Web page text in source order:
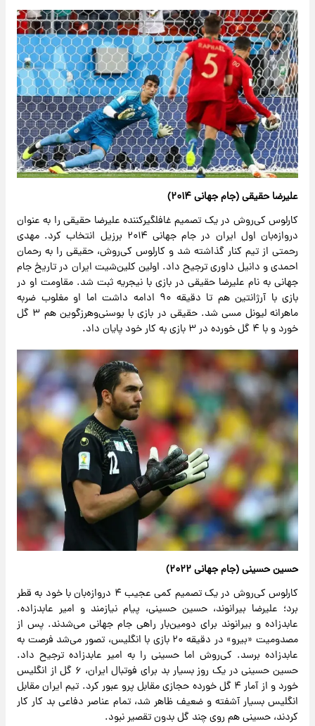
علیرضا حقیقی (جام جهانی ۲۰۱۴)
کارلوس کی‌روش در یک تصمیم غافلگیرکننده علیرضا حقیقی را به عنوان
دروازه‌بان اول ایران در جام جهانی ۲۰۱۴ برزیل انتخاب کرد. مهدی
رحمتی از تیم کنار گذاشته شد و کارلوس کی‌روش، حقیقی را به رحمان
احمدی و دانیل داوری ترجیح داد. اولین کلین‌شیت ایران در تاریخ جام
جهانی به نام علیرضا حقیقی در بازی با نیجریه ثبت شد. مقاومت او در
بازی با آرژانتین هم تا دقیقه ۹۰ ادامه داشت اما او مغلوب ضربه
ماهرانه لیونل مسی شد. حقیقی در بازی با بوسنی‌وهرزگوین هم ۳ گل
خورد و با ۴ گل خورده در ۳ بازی به کار خود پایان داد.
حسین حسینی (جام جهانی ۲۰۲۲)
کارلوس کی‌روش در یک تصمیم کمی عجیب ۴ دروازه‌بان با خود به قطر
برد؛ علیرضا بیرانوند، حسین حسینی، پیام نیازمند و امیر عابدزاده.
عابدزاده و بیرانوند برای دومین‌بار راهی جام جهانی می‌شدند. پس از
مصدومیت «بیرو» در دقیقه ۲۰ بازی با انگلیس، تصور می‌شد فرصت به
عابدزاده برسد. کی‌روش اما حسینی را به امیر عابدزاده ترجیح داد.
حسین حسینی در یک روز بسیار بد برای فوتبال ایران، ۶ گل از انگلیس
خورد و از آمار ۴ گل خورده حجازی مقابل پرو عبور کرد. تیم ایران مقابل
انگلیس بسیار آشفته و ضعیف ظاهر شد، تمام عناصر دفاعی بد کار کار
کردند، حسینی هم روی چند گل بدون تقصیر نبود.